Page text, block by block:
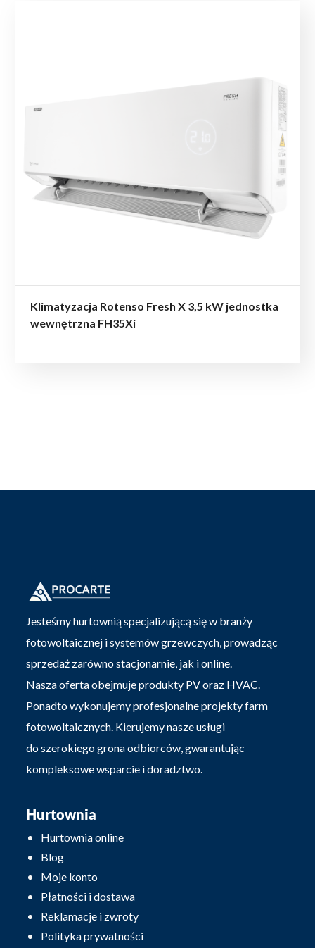
Klimatyzacja Rotenso Fresh X 3,5 kW jednostka
wewnętrzna FH35Xi
Jesteśmy hurtownią specjalizującą się w branży
fotowoltaicznej i systemów grzewczych, prowadząc
sprzedaż zarówno stacjonarnie, jak i online.
Nasza oferta obejmuje produkty PV oraz HVAC.
Ponadto wykonujemy profesjonalne projekty farm
fotowoltaicznych. Kierujemy nasze usługi
do szerokiego grona odbiorców, gwarantując
kompleksowe wsparcie i doradztwo.
Hurtownia
Hurtownia online
Blog
Moje konto
Płatności i dostawa
Reklamacje i zwroty
Polityka prywatności